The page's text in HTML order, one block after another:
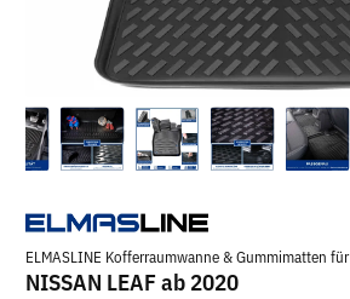
ELMASLINE Kofferraumwanne & Gummimatten für
NISSAN LEAF ab 2020